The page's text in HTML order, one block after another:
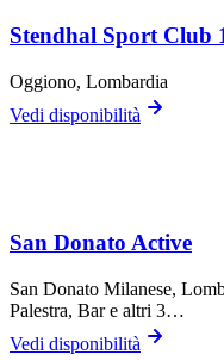
Stendhal Sport Club
Oggiono, Lombardia
Vedi disponibilità
San Donato Active
San Donato Milanese,
Palestra, Bare altri 3…
Vedi disponibilità